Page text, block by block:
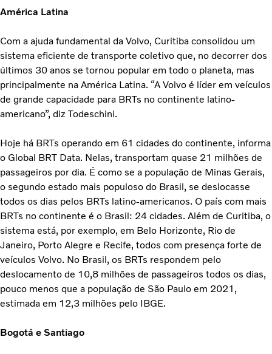
América Latina
Com a ajuda fundamental da Volvo, Curitiba consolidou um
sistema eficiente de transporte coletivo que, no decorrer dos
últimos 30 anos se tornou popular em todo o planeta, mas
principalmente na América Latina. “A Volvo é líder em veículos
de grande capacidade para BRTs no continente latino-
americano”, diz Todeschini.
Hoje há BRTs operando em 61 cidades do continente, informa
o Global BRT Data. Nelas, transportam quase 21 milhões de
passageiros por dia. É como se a população de Minas Gerais,
o segundo estado mais populoso do Brasil, se deslocasse
todos os dias pelos BRTs latino-americanos. O país com mais
BRTs no continente é o Brasil: 24 cidades. Além de Curitiba, o
sistema está, por exemplo, em Belo Horizonte, Rio de
Janeiro, Porto Alegre e Recife, todos com presença forte de
veículos Volvo. No Brasil, os BRTs respondem pelo
deslocamento de 10,8 milhões de passageiros todos os dias,
pouco menos que a população de São Paulo em 2021,
estimada em 12,3 milhões pelo IBGE.
Bogotá e Santiago